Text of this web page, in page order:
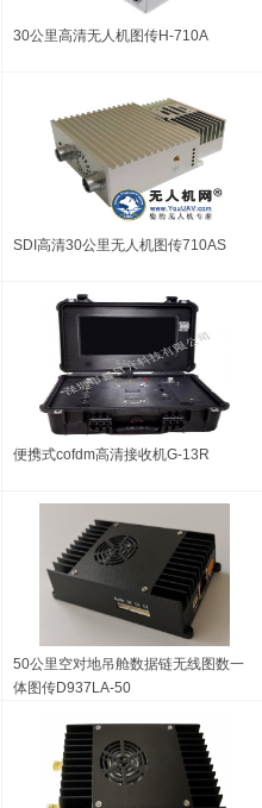
30公里高清无人机图传H-710A
SDI高清30公里无人机图传710AS
便携式cofdm高清接收机G-13R
50公里空对地吊舱数据链无线图数一
体图传D937LA-50